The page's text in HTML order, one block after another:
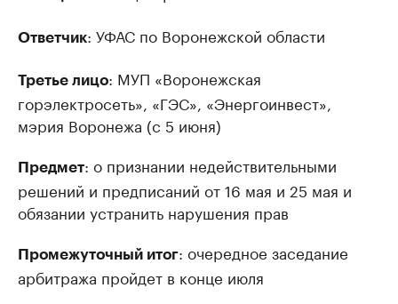
Ответчик: УФАС по Воронежской области
Третье лицо: МУП «Воронежская
горэлектросеть», «ГЭС», «Энергоинвест»,
мэрия Воронежа (с 5 июня)
Предмет: о признании недействительными
решений и предписаний от 16 мая и 25 мая и
обязании устранить нарушения прав
Промежуточный итог: очередное заседание
арбитража пройдет в конце июля